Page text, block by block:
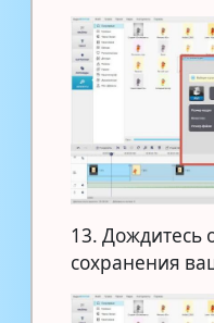
13. Дождитесь
сохранения